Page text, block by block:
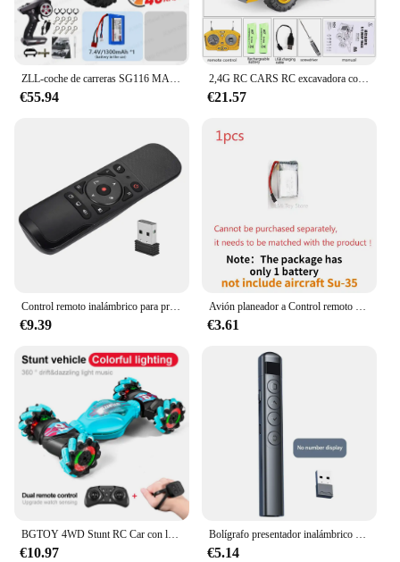
ZLL-coche de carreras SG116 MAX RC sin escobillas 4WD, 80 KM/H, coche de carreras profesional, 2,4G, alta velocidad, todoterreno, coches de derrape, juguetes de Control remoto
€55.94
2,4G RC CARS RC excavadora controlada aleación vehículo de Control remoto excavadora vehículo de ingeniería volquete juguetes eléctricos regalos
€21.57
Control remoto inalámbrico para presentaciones PPT, 2,4G de aire de puntero láser de ratón, presentador giroscópico de 6 GB
€9.39
Avión planeador a Control remoto para niños, juguete de modelo volador ensamblado, SU-35, Wingspan, Radio Control, RTF, UAV, regalo de Navidad
€3.61
BGTOY 4WD Stunt RC Car con luz LED deformación Twist Climbing Radio Control remoto Car juguetes electrónicos para niños, regalos para niños
€10.97
Bolígrafo presentador inalámbrico con Control remoto, proyector USB de 2,4G, bolígrafo giratorio de página para PPT Powerpoint, puntero de presentación, Advancer deslizante
€5.14